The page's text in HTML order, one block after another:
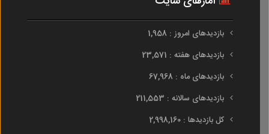
بازدیدهای امروز : 1,958
بازدیدهای هفته : 23,571
بازدیدهای ماه : 67,968
بازدیدهای سالانه : 211,553
کل بازدیدها : 2,998,160